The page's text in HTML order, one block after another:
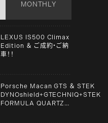
MONTHLY
LEXUS IS500 Climax
Edition ＆ ご成約・ご納
車！！
Porsche Macan GTS ＆ STEK
DYNOshield+GTECHNIQ+STEK
FORMULA QUARTZ